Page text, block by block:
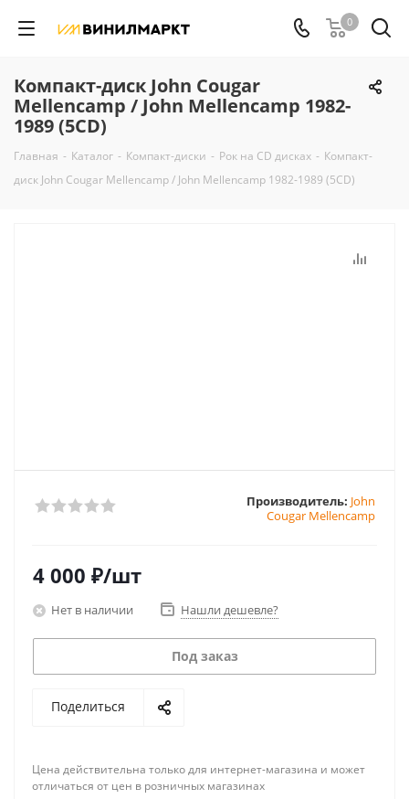
0
Компакт-диск John Cougar
Mellencamp / John Mellencamp 1982-
1989 (5CD)
Главная - Каталог - Компакт-диски - Рок на CD дисках - Компакт-
диск John Cougar Mellencamp / John Mellencamp 1982-1989 (5CD)
Производитель: John
Cougar Mellencamp
4 000 ₽/шт
Нет в наличии Нашли дешевле?
Под заказ
Поделиться
Цена действительна только для интернет-магазина и может
отличаться от цен в розничных магазинах